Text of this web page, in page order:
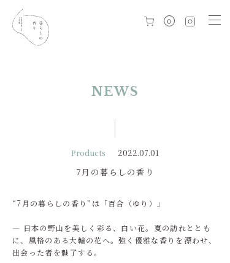
0
NEWS
Products 2022.07.01
7月の暮らしの香り
“7月の暮らしの香り”は「百合（ゆり）」
― 日本の野山を美しく彩る、白い花。夏の訪れととも
に、風格のある大輪の花へ。強く優雅な香りを漂わせ、
出会った者を魅了する。